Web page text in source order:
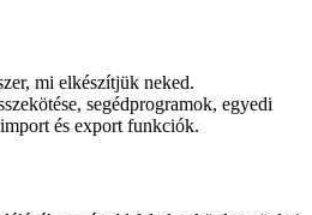
mi elkészítjük neked.
segédprogramok, egyedi
és export funkciók.